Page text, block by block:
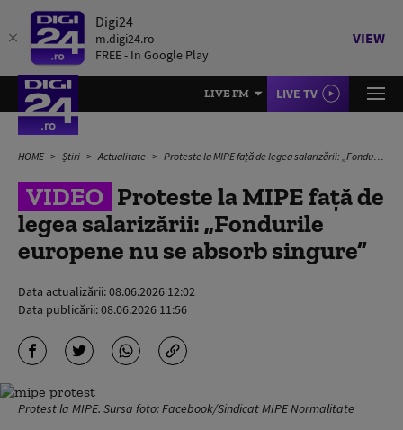
Digi24
m.digi24.ro
FREE - In Google Play
VIEW
LIVE FM LIVE TV
HOME Știri Actualitate Proteste la MIPE față de legea salarizării: „Fondurile europene nu se absorb singure”
VIDEO Proteste la MIPE față de
legea salarizării: „Fondurile
europene nu se absorb singure”
Data actualizării:08.06.2026 12:02
Data publicării:08.06.2026 11:56
Protest la MIPE. Sursa foto: Facebook/Sindicat MIPE Normalitate